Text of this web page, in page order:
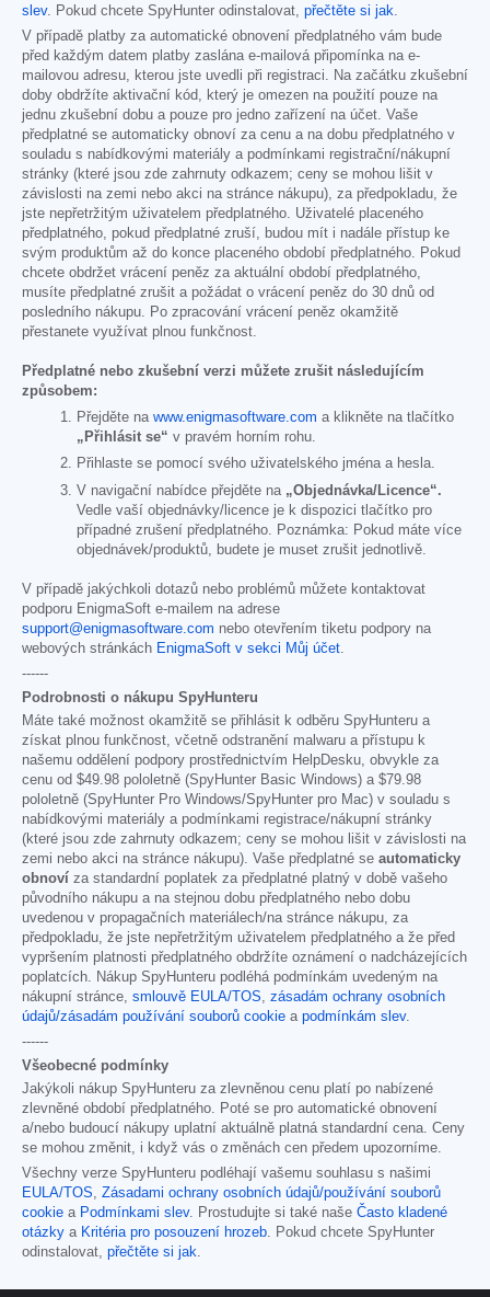
slev. Pokud chcete SpyHunter odinstalovat, přečtěte si jak
V případě platby za automatické obnovení předplatného vám bude
před každým datem platby zaslána e-mailová připomínka na e-
mailovou adresu, kterou jste uvedli při registraci. Na začátku zkušební
doby obdržíte aktivační kód, který je omezen na použití pouze na
jednu zkušební dobu a pouze pro jedno zařízení na účet. Vaše
předplatné se automaticky obnoví za cenu a na dobu předplatného v
souladu s nabídkovými materiály a podmínkami registrační/nákupní
stránky (které jsou zde zahrnuty odkazem; ceny se mohou lišit v
závislosti na zemi nebo akci na stránce nákupu), za předpokladu, že
jste nepřetržitým uživatelem předplatného. Uživatelé placeného
předplatného, pokud předplatné zruší, budou mít i nadále přístup ke
svým produktům až do konce placeného období předplatného. Pokud
chcete obdržet vrácení peněz za aktuální období předplatného,
musíte předplatné zrušit a požádat o vrácení peněz do 30 dnů od
posledního nákupu. Po zpracování vrácení peněz okamžitě
přestanete využívat plnou funkčnost.
Předplatné nebo zkušební verzi můžete zrušit následujícím
způsobem:
Přejděte na www.enigmasoftware.com a klikněte na tlačítko
„Přihlásit se“ v pravém horním rohu.
Přihlaste se pomocí svého uživatelského jména a hesla.
V navigační nabídce přejděte na „Objednávka/Licence“.
Vedle vaší objednávky/licence je k dispozici tlačítko pro
případné zrušení předplatného. Poznámka: Pokud máte více
objednávek/produktů, budete je muset zrušit jednotlivě.
V případě jakýchkoli dotazů nebo problémů můžete kontaktovat
podporu EnigmaSoft e-mailem na adrese
support@enigmasoftware.com nebo otevřením tiketu podpory na
webových stránkách EnigmaSoft v sekci Můj účet
------
Podrobnosti o nákupu SpyHunteru
Máte také možnost okamžitě se přihlásit k odběru SpyHunteru a
získat plnou funkčnost, včetně odstranění malwaru a přístupu k
našemu oddělení podpory prostřednictvím HelpDesku, obvykle za
cenu od $49.98 pololetně (SpyHunter Basic Windows) a $79.98
pololetně (SpyHunter Pro Windows/SpyHunter pro Mac) v souladu s
nabídkovými materiály a podmínkami registrace/nákupní stránky
(které jsou zde zahrnuty odkazem; ceny se mohou lišit v závislosti na
zemi nebo akci na stránce nákupu). Vaše předplatné se automaticky
obnoví za standardní poplatek za předplatné platný v době vašeho
původního nákupu a na stejnou dobu předplatného nebo dobu
uvedenou v propagačních materiálech/na stránce nákupu, za
předpokladu, že jste nepřetržitým uživatelem předplatného a že před
vypršením platnosti předplatného obdržíte oznámení o nadcházejících
poplatcích. Nákup SpyHunteru podléhá podmínkám uvedeným na
nákupní stránce, smlouvě EULA/TOS
zásadám ochrany osobních
údajů/zásadám používání souborů cookie a podmínkám slev.
------
Všeobecné podmínky
Jakýkoli nákup SpyHunteru za zlevněnou cenu platí po nabízené
zlevněné období předplatného. Poté se pro automatické obnovení
a/nebo budoucí nákupy uplatní aktuálně platná standardní cena. Ceny
se mohou změnit, i když vás o změnách cen předem upozorníme.
Všechny verze SpyHunteru podléhají vašemu souhlasu s našimi
EULA/TOS
Zásadami ochrany osobních údajů/používání souborů
cookie a Podmínkami slev. Prostudujte si také naše Často kladené
otázky a Kritéria pro posouzení hrozeb . Pokud chcete SpyHunter
odinstalovat, přečtěte si jak